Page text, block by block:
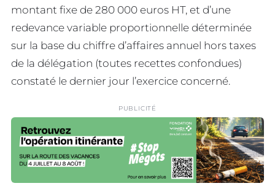
montant fixe de 280 000 euros HT, et d’une
redevance variable proportionnelle déterminée
sur la base du chiffre d’affaires annuel hors taxes
de la délégation (toutes recettes confondues)
constaté le dernier jour l’exercice concerné.
PUBLICITÉ